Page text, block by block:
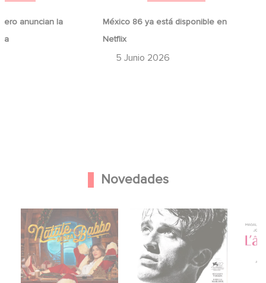
anuncian la
México 86 ya está disponible en
Netflix
5 Junio 2026
Novedades